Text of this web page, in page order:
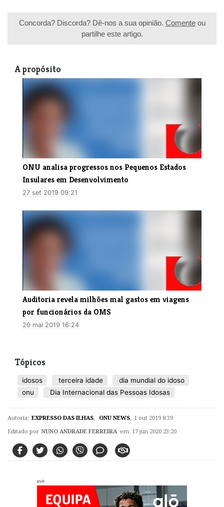
Concorda? Discorda? Dê-nos a sua opinião. Comenteou
partilhe este artigo.
A propósito
​ONU analisa progressos nos Pequenos Estados
Insulares em Desenvolvimento
27 set 2019 09:21
Auditoria revela milhões mal gastos em viagens
por funcionários da OMS
20 mai 2019 16:24
Tópicos
idosos terceira idade
dia mundial do idoso
onu
Dia Internacional das Pessoas Idosas
Autoria: EXPRESSO DAS ILHAS, ONU NEWS, 1 out 2019 8:39
Editado por NUNO ANDRADE FERREIRAem 17 jun 2020 23:20
pub